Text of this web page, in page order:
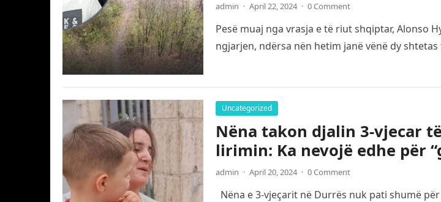
admin · April 22, 2024 · 0 Comment
Pesë muaj nga vrasja e të riut shqiptar, Alonso
ngjarjen, ndërsa nën hetim janë vënë dy
Uncategorized
Nëna takon djalin 3-vjecar
lirimin: Ka nevojë edhe për
admin · April 20, 2024 · 0 Comment
Nëna e 3-vjeçarit në Durrës nuk pati shumë